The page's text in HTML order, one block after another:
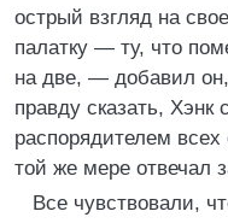
острый взгляд на
палатку — ту, что
на две, — добавил
правду сказать,
распорядителем
той же мере отвечал
Все чувствовали,